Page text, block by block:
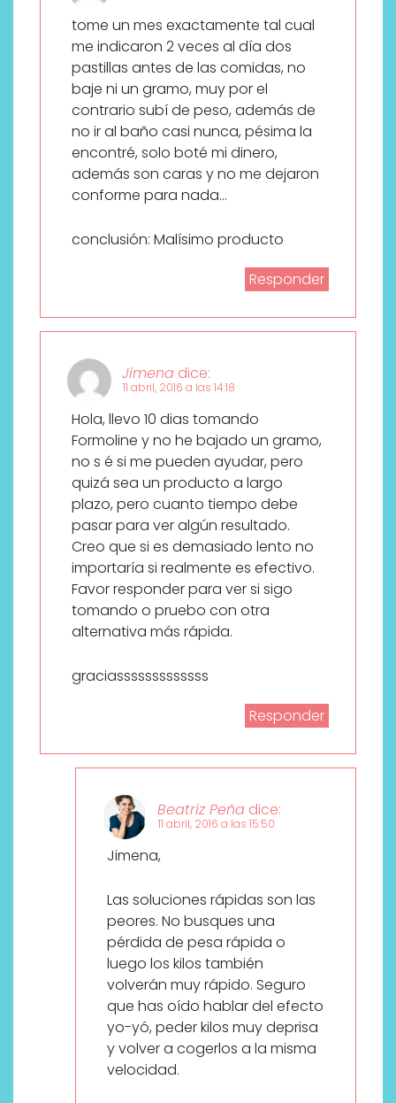
tome un mes exactamente tal cual
me indicaron 2 veces al día dos
pastillas antes de las comidas, no
baje ni un gramo, muy por el
contrario subí de peso, además de
no ir al baño casi nunca, pésima la
encontré, solo boté mi dinero,
además son caras y no me dejaron
conforme para nada…
conclusión: Malísimo producto
Responder
Jimena dice:
11 abril, 2016 a las 14:18
Hola, llevo 10 dias tomando
Formoline y no he bajado un gramo,
no s é si me pueden ayudar, pero
quizá sea un producto a largo
plazo, pero cuanto tiempo debe
pasar para ver algún resultado.
Creo que si es demasiado lento no
importaría si realmente es efectivo.
Favor responder para ver si sigo
tomando o pruebo con otra
alternativa más rápida.
graciasssssssssssss
Responder
Beatriz Peña dice:
11 abril, 2016 a las 15:50
Jimena,
Las soluciones rápidas son las
peores. No busques una
pérdida de pesa rápida o
luego los kilos también
volverán muy rápido. Seguro
que has oído hablar del efecto
yo-yó, peder kilos muy deprisa
y volver a cogerlos a la misma
velocidad.